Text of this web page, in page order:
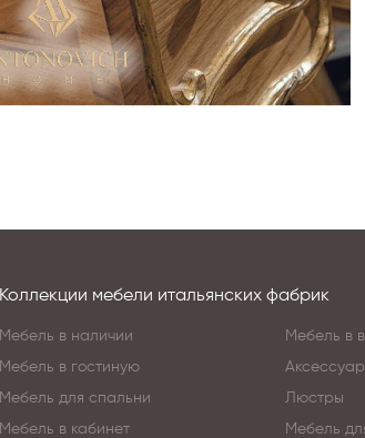
Коллекции мебели итальянских фабрик
Мебель в наличии
Мебель в гостиную
Мебель для спальни
Мебель в кабинет
Мебель в
Люстры
Мебель